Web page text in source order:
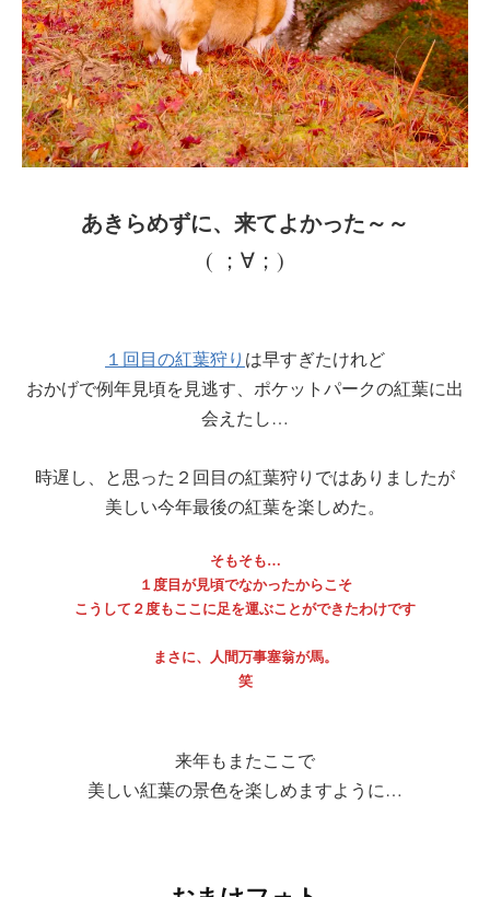
あきらめずに、来てよかった～～
( ；∀；)
１回目の紅葉狩り は早すぎたけれど
おかげで例年見頃を見逃す、ポケットパークの紅葉に出
会えたし…
時遅し、と思った２回目の紅葉狩りではありましたが
美しい今年最後の紅葉を楽しめた。
そもそも…
１度目が見頃でなかったからこそ
こうして２度もここに足を運ぶことができたわけです
まさに、人間万事塞翁が馬。
笑
来年もまたここで
美しい紅葉の景色を楽しめますように…